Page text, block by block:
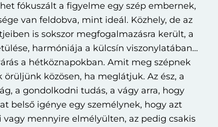
fókuszált a figyelme egy szép embernek,
van feldobva, mint ideál. Közhely, de az
is sokszor megfogalmazásra került, a
harmóniája a külcsín viszonylatában…
a hétköznapokban. Amit meg szépnek
közösen, ha meglátjuk. Az ész, a
a gondolkodni tudás, a vágy arra, hogy
belső igénye egy személynek, hogy azt
mennyire elmélyülten, az pedig csakis